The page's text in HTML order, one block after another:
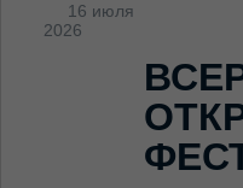
16 июля
2026